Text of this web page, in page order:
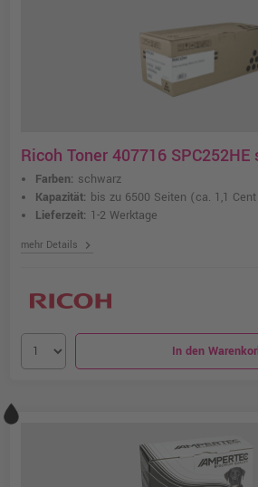
Ricoh Toner 407716 SPC252HE
Farben: schwarz
Kapazität: bis zu 6500 Seiten (ca. 1,1
Lieferzeit: 1-2 Werktage
mehr Details chevron_right
In den